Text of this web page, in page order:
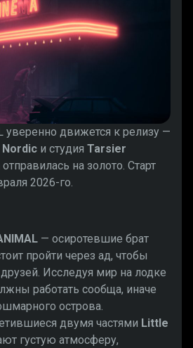
уверенно движется к релизу —
Nordic и студия Tarsier
на золото. Старт
2026-го.
— осиротевшие брат
пройти через ад, чтобы
Исследуя мир на лодке
работать сообща, иначе
острова.
двумя частями Little
густую атмосферу,